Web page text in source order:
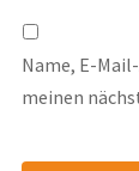
Name, E-
meinen